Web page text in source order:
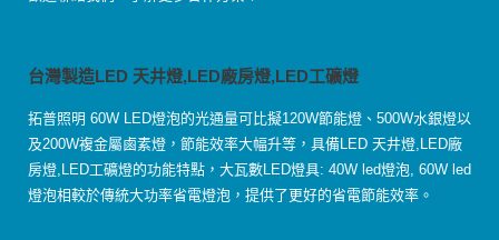
台灣製造LED 天井燈,LED廠房燈,LED工礦燈
拓普照明 60W LED燈泡的光通量可比擬120W節能燈、500W水銀燈以
及200W複金屬鹵素燈，節能效率大幅升等，具備LED 天井燈,LED廠
房燈,LED工礦燈的功能特點，大瓦數LED燈具: 40W led燈泡, 60W led
燈泡相較於傳統大功率省電燈泡，提供了更好的省電節能效率。